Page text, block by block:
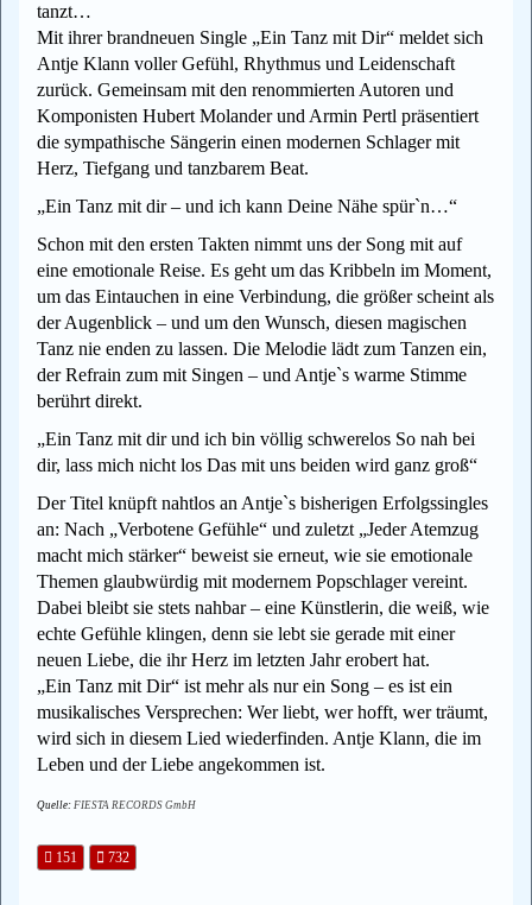
tanzt…
Mit ihrer brandneuen Single „Ein Tanz mit Dir“ meldet sich
Antje Klann voller Gefühl, Rhythmus und Leidenschaft
zurück. Gemeinsam mit den renommierten Autoren und
Komponisten Hubert Molander und Armin Pertl präsentiert
die sympathische Sängerin einen modernen Schlager mit
Herz, Tiefgang und tanzbarem Beat.
„Ein Tanz mit dir – und ich kann Deine Nähe spür`n…“
Schon mit den ersten Takten nimmt uns der Song mit auf
eine emotionale Reise. Es geht um das Kribbeln im Moment,
um das Eintauchen in eine Verbindung, die größer scheint als
der Augenblick – und um den Wunsch, diesen magischen
Tanz nie enden zu lassen. Die Melodie lädt zum Tanzen ein,
der Refrain zum mit Singen – und Antje`s warme Stimme
berührt direkt.
„Ein Tanz mit dir und ich bin völlig schwerelos So nah bei
dir, lass mich nicht los Das mit uns beiden wird ganz groß“
Der Titel knüpft nahtlos an Antje`s bisherigen Erfolgssingles
an: Nach „Verbotene Gefühle“ und zuletzt „Jeder Atemzug
macht mich stärker“ beweist sie erneut, wie sie emotionale
Themen glaubwürdig mit modernem Popschlager vereint.
Dabei bleibt sie stets nahbar – eine Künstlerin, die weiß, wie
echte Gefühle klingen, denn sie lebt sie gerade mit einer
neuen Liebe, die ihr Herz im letzten Jahr erobert hat.
„Ein Tanz mit Dir“ ist mehr als nur ein Song – es ist ein
musikalisches Versprechen: Wer liebt, wer hofft, wer träumt,
wird sich in diesem Lied wiederfinden. Antje Klann, die im
Leben und der Liebe angekommen ist.
Quelle: FIESTA RECORDS GmbH
151 732